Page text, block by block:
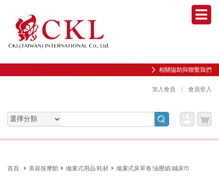
相關協助與聯繫我們
加入會員 會員登入
會員服務專區
首頁 美容按摩館 拋棄式用品/耗材 拋棄式床單卷/油壓紙/鋪床巾